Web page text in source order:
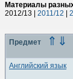
Материалы
2012/13 | 2011/12
Предмет
⇑ ⇓
Английский язык